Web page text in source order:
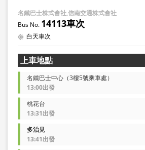
名鐵巴士株式會社,信南交通株式會社
14113車次
白天車次
上車地點
名鐵巴士中心（3樓5號乘車處）
13:00出發
桃花台
13:31出發
多治見
13:41出發